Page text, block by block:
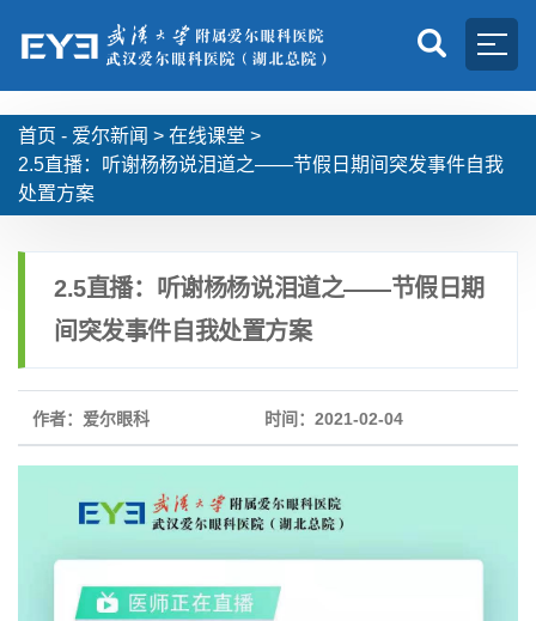
首页 - 爱尔新闻 > 在线课堂 >
2.5直播：听谢杨杨说泪道之——节假日期间突发事件自我
处置方案
2.5直播：听谢杨杨说泪道之——节假日期
间突发事件自我处置方案
作者：爱尔眼科 时间：2021-02-04